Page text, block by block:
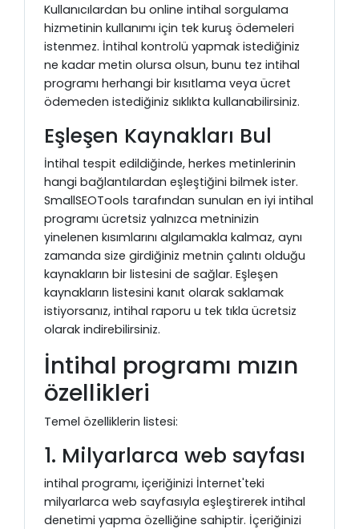
Kullanıcılardan bu online intihal sorgulama
hizmetinin kullanımı için tek kuruş ödemeleri
istenmez. İntihal kontrolü yapmak istediğiniz
ne kadar metin olursa olsun, bunu tez intihal
programı herhangi bir kısıtlama veya ücret
ödemeden istediğiniz sıklıkta kullanabilirsiniz.
Eşleşen Kaynakları Bul
İntihal tespit edildiğinde, herkes metinlerinin
hangi bağlantılardan eşleştiğini bilmek ister.
SmallSEOTools tarafından sunulan en iyi intihal
programı ücretsiz yalnızca metninizin
yinelenen kısımlarını algılamakla kalmaz, aynı
zamanda size girdiğiniz metnin çalıntı olduğu
kaynakların bir listesini de sağlar. Eşleşen
kaynakların listesini kanıt olarak saklamak
istiyorsanız, intihal raporu u tek tıkla ücretsiz
olarak indirebilirsiniz.
İntihal programı mızın
özellikleri
Temel özelliklerin listesi:
1. Milyarlarca web sayfası
intihal programı, içeriğinizi İnternet'teki
milyarlarca web sayfasıyla eşleştirerek intihal
denetimi yapma özelliğine sahiptir. İçeriğinizi